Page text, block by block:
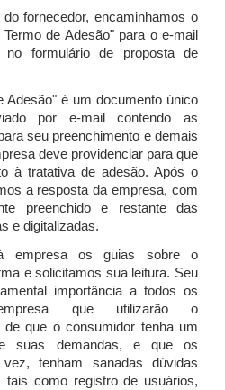
fornecedor, encaminhamos o
de Adesão" para o e-mail
no formulário de proposta de
Adesão" é um documento único
por e-mail contendo as
seu preenchimento e demais
deve providenciar para que
à tratativa de adesão. Após o
a resposta da empresa, com
preenchido e restante das
e digitalizadas.
empresa os guias sobre o
e solicitamos sua leitura. Seu
importância a todos os
que utilizarão o
de que o consumidor tenha um
suas demandas, e que os
tenham sanadas dúvidas
tais como registro de usuários,